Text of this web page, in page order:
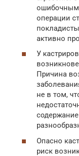
операции
активно
У
Причина
не в том,
Опасно
риск